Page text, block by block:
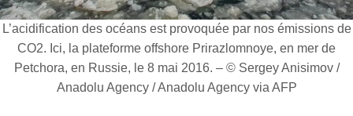
L’acidification des océans est provoquée par nos émissions de
CO2. Ici, la plateforme offshore Prirazlomnoye, en mer de
Petchora, en Russie, le 8 mai 2016. – © Sergey Anisimov /
Anadolu Agency / Anadolu Agency via AFP